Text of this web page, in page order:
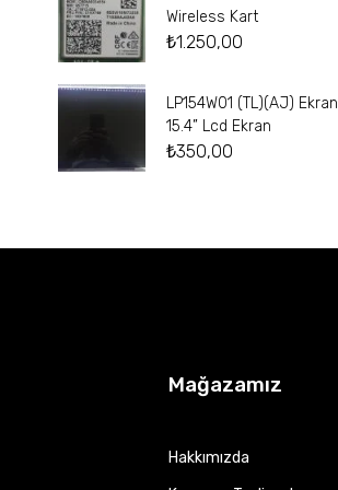
Wireless Kart
₺1.250,00
LP154W01 (TL)(AJ) Ekran
15.4” Lcd Ekran
₺350,00
Mağazamız
Hakkımızda